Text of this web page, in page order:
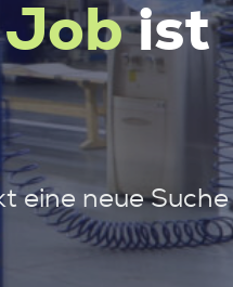
Jobist
eine neue Suche